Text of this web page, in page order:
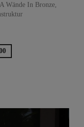
Wände In Bronze,